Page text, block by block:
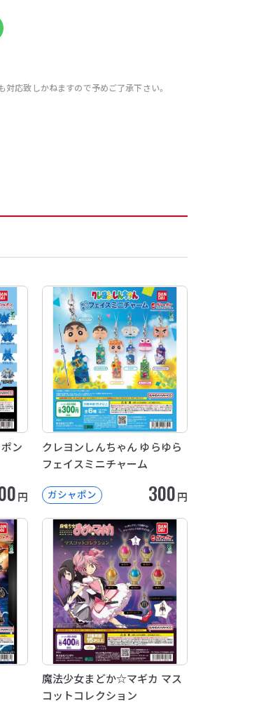
応致しかねますので予めご了承下さい。
ン
円
クレヨンしんちゃん ゆらゆら
フェイスミニチャーム
ガシャポン 300円
魔法少女まどか☆マギカ マス
コットコレクション